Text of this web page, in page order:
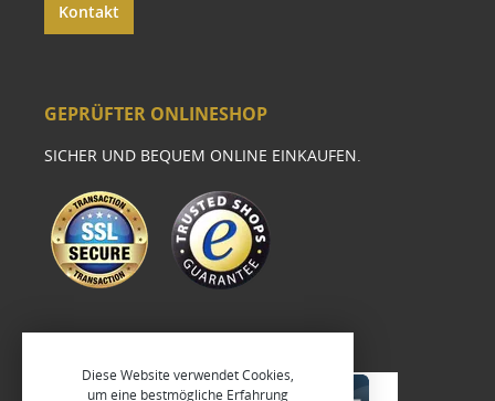
Kontakt
GEPRÜFTER ONLINESHOP
SICHER UND BEQUEM ONLINE EINKAUFEN.
Diese Website verwendet Cookies,
um eine bestmögliche Erfahrung